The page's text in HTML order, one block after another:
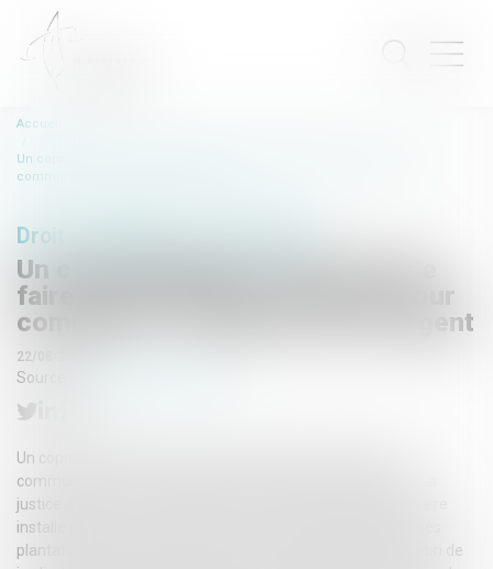
Accueil
Un copropriétaire a-t-il le droit de faire des plantations dans une cour
commune ? - L'Express Votre Argent
Droit immobilier
Un copropriétaire a-t-il le droit de
faire des plantations dans une cour
commune ? - L'Express Votre Argent
22/08/2017
Source :
Un copropriétaire peut-il aménager une partie de la cour
commune d'un immeuble pour y réaliser des plantations ? La
justice a tranché. Voici la décision. Les faits. Une copropriétaire
installe dans la cour commune de l'immeuble de nombreuses
plantations de grande taille, un point fixe d'arrosage et un abri de